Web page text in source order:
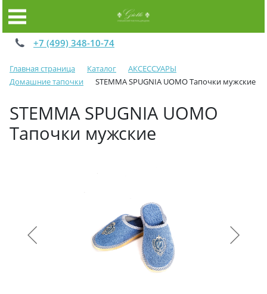
+7 (499) 348-10-74
Главная страница Каталог
АКСЕССУАРЫ
Домашние тапочки
STEMMA SPUGNIA UOMO Тапочки мужские
STEMMA SPUGNIA UOMO
Тапочки мужские